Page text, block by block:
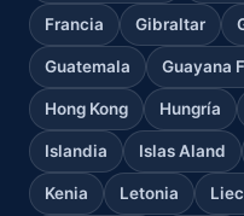
Francia Gibraltar
Guatemala Guayana
Hong Kong Hungría
Islandia Islas Aland
Kenia Letonia